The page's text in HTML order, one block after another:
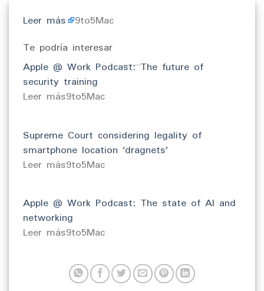
Leer más 9to5Mac
Te podría interesar
Apple @ Work Podcast: The future of
security training
​Leer más9to5Mac
Supreme Court considering legality of
smartphone location ‘dragnets’
​Leer más9to5Mac
Apple @ Work Podcast: The state of AI and
networking
​Leer más9to5Mac